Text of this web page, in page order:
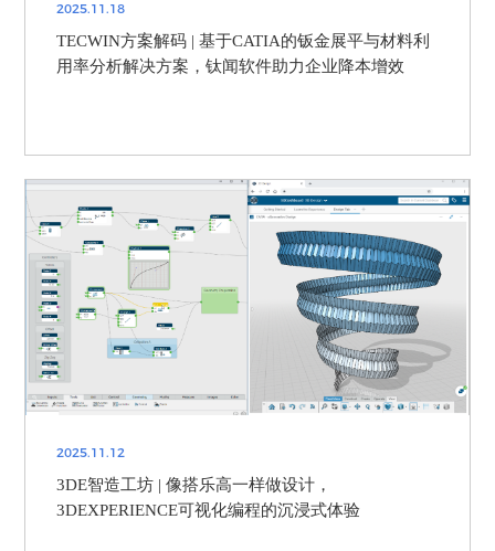
2025.11.18
TECWIN方案解码 | 基于CATIA的钣金展平与材料利
用率分析解决方案，钛闻软件助力企业降本增效
2025.11.12
3DE智造工坊 | 像搭乐高一样做设计，
3DEXPERIENCE可视化编程的沉浸式体验